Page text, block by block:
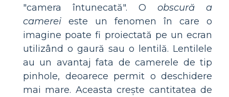
"camera întunecată". O obscură a
camerei este un fenomen în care o
imagine poate fi proiectată pe un ecran
utilizând o gaură sau o lentilă. Lentilele
au un avantaj fata de camerele de tip
pinhole, deoarece permit o deschidere
mai mare. Aceasta crește cantitatea de